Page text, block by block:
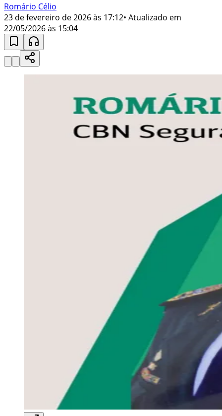
Romário Célio
23 de fevereiro de 2026 às 17:12• Atualizado em
22/05/2026 às 15:04